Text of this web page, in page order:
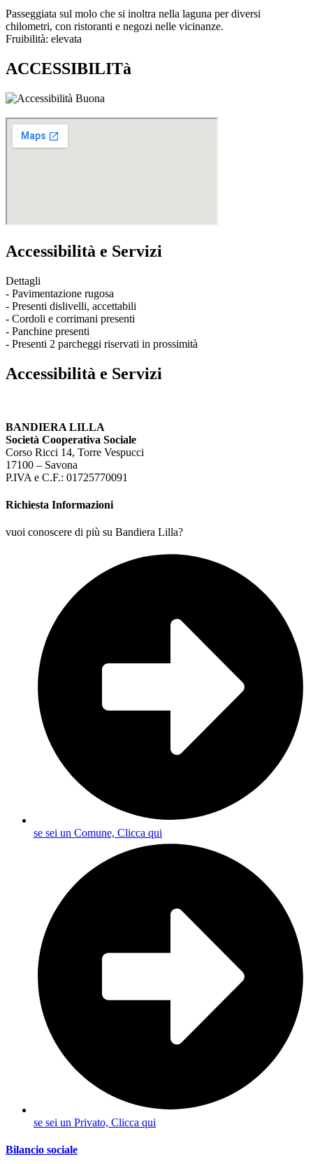
Passeggiata sul molo che si inoltra nella laguna per diversi
chilometri, con ristoranti e negozi nelle vicinanze.
Fruibilità: elevata
ACCESSIBILITà
Accessibilità e Servizi
Dettagli
- Pavimentazione rugosa
- Presenti dislivelli, accettabili
- Cordoli e corrimani presenti
- Panchine presenti
- Presenti 2 parcheggi riservati in prossimità
Accessibilità e Servizi
BANDIERA LILLA
Società Cooperativa Sociale
Corso Ricci 14, Torre Vespucci
17100 – Savona
P.IVA e C.F.: 01725770091
Richiesta Informazioni
vuoi conoscere di più su Bandiera Lilla?
se sei un Comune, Clicca qui
se sei un Privato, Clicca qui
Bilancio sociale